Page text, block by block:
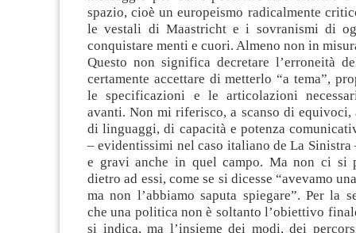
spazio, cioè un europeismo radicalmente
le vestali di Maastricht e i sovranismi di
conquistare menti e cuori. Almeno non in
Questo non significa decretare l’erroneità
certamente accettare di metterlo “a tema”,
le specificazioni e le articolazioni
avanti. Non mi riferisco, a scanso di equivoci,
di linguaggi, di capacità e potenza
– evidentissimi nel caso italiano de La
e gravi anche in quel campo. Ma non ci si
dietro ad essi, come se si dicesse “avevamo
ma non l’abbiamo saputa spiegare”. Per la
che una politica non è soltanto l’obiettivo
si indica, ma l’insieme dei modi, dei